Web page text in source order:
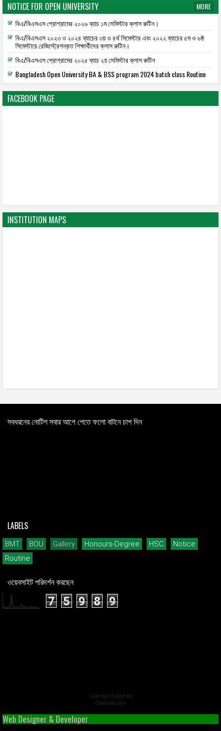
NOTICE FOR OPEN UNIVERSITY
MORE
বিএ/বিএসএস প্রোগ্রামের ২০২৬ ব্যাচ ১ম সেমিস্টার ক্লাস রুটিন।
বিএ/বিএসএস ২০২৩ ও ২০২৪ ব্যাচের ৩য় ও ৪র্থ সিমেস্টার এবং ২০২২ ব্যাচের ৫ম ও ৬ষ্ঠ
সিমেস্টারে রেজিস্ট্রেশনকৃত শিক্ষার্থীদের ক্লাস রুটিন।
বিএ/বিএসএস প্রোগ্রামের ২০২৫ ব্যাচ ২য় সেমিস্টার ক্লাস রুটিন
Bangladesh Open University BA & BSS program 2024 batch class Routine
FACEBOOK PAGE
INSTITUTION MAPS
সবধরনের নোটিশ সবার আগে পেতে ফলো বাটনে চাপ দিন
LABELS
BMT BOU Gallery Honours-Degree HSC
Notice
Routine
ওয়েবসাইট পরিদর্শন করছেন
7 5 9 8 9
Calendar Widget by
CalendarLabs
Web Designer & Developer